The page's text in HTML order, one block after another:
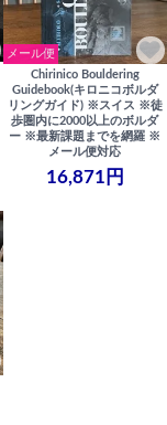
メール便
Chirinico Bouldering
Guidebook(キロニコボルダ
リングガイド) ※スイス ※徒
歩圏内に2000以上のボルダ
ー ※最新課題までを網羅 ※
メール便対応
16,871円